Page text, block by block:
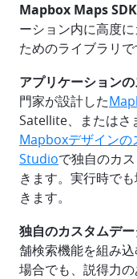
Mapbox Maps
ーション内に高度
ためのライブラリで
アプリケーション
門家が設計した
Satellite、またはさ
Mapboxデザインの
Studioで独自のカ
きます。実行時で
きます。
独自のカスタムデ
舗検索機能を組み
場合でも、説得力